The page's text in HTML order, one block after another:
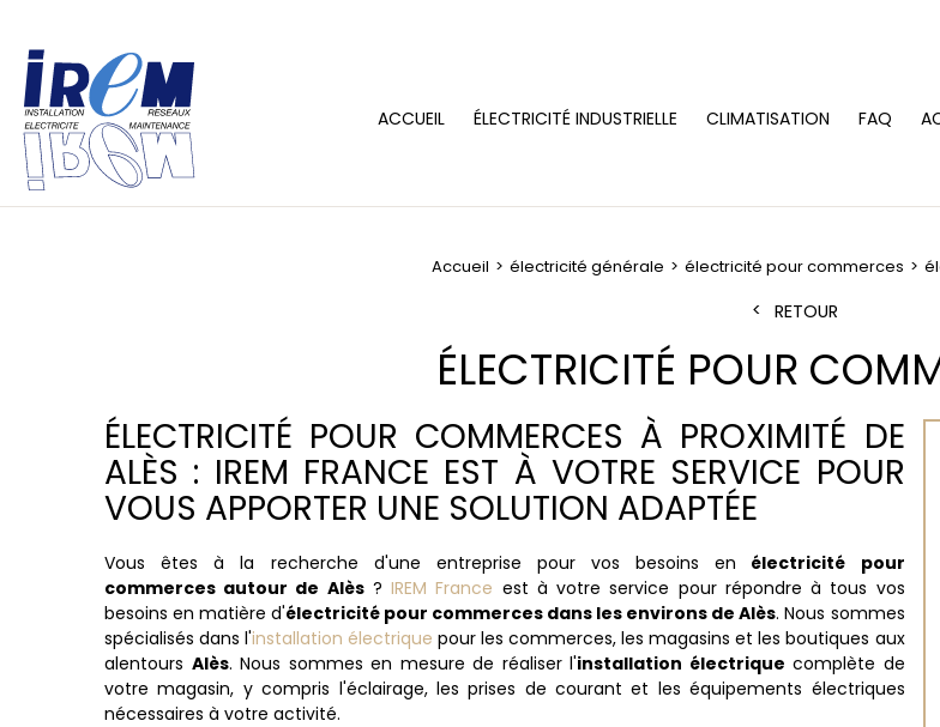
ACCUEIL ÉLECTRICITÉ INDUSTRIELLE CLIMATISATION FAQ
Accueil électricité générale électricité pour commerces
RETOUR
ÉLECTRICITÉ POUR
ÉLECTRICITÉ POUR COMMERCES À PROXIMITÉ DE
ALÈS : IREM FRANCE EST À VOTRE SERVICE POUR
VOUS APPORTER UNE SOLUTION ADAPTÉE
Vous êtes à la recherche d'une entreprise pour vos besoins en électricité pour
commerces autour de Alès?IREM France est à votre service pour répondre à tous vos
besoins en matière d'électricité pour commerces dans les environs de Alès. Nous sommes
spécialisés dans l'installation électrique pour les commerces, les magasins et les boutiques aux
alentours Alès. Nous sommes en mesure de réaliser l'installation électrique complète de
votre magasin, y compris l'éclairage, les prises de courant et les équipements électriques
nécessaires à votre activité.